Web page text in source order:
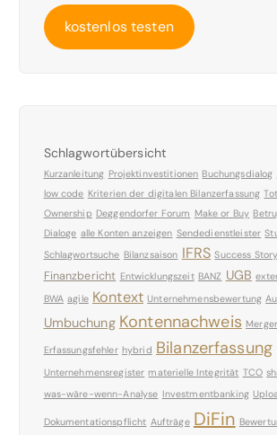
kostenlos testen
Schlagwortübersicht
Kurzanleitung Projektinvestitionen Buchungsdialog
low code Kriterien der digitalen Bilanzerfassung
Ownership Deggendorfer Forum Make or Buy
Dialoge alle Konten anzeigen Sendedienstleister
Schlagwortsuche Bilanzsaison IFRS Success Story
Finanzbericht Entwicklungszeit BANZ UGB
BWA agile Kontext Unternehmensbewertung
Umbuchung Kontennachweis
Erfassungsfehler hybrid Bilanzerfassung
Unternehmensregister materielle Integrität TCO
was-wäre-wenn-Analyse Investmentbanking
Dokumentationspflicht Aufträge DiFin